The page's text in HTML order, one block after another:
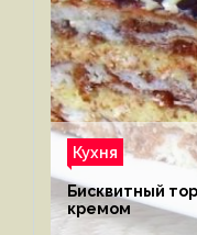
Кухня
Бисквитный
кремом